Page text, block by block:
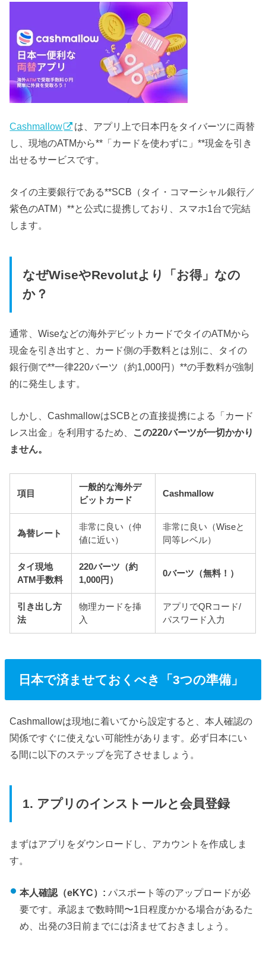
Cashmallow
は、アプリ上で日本円をタイバーツに両替
し、現地のATMから**「カードを使わずに」**現金を引き
出せるサービスです。
タイの主要銀行である**SCB（タイ・コマーシャル銀行／
紫色のATM）**と公式に提携しており、スマホ1台で完結
します。
なぜWiseやRevolutより「お得」なの
か？
通常、Wiseなどの海外デビットカードでタイのATMから
現金を引き出すと、カード側の手数料とは別に、タイの
銀行側で**一律220バーツ（約1,000円）**の手数料が強制
的に発生します。
しかし、CashmallowはSCBとの直接提携による「カード
レス出金」を利用するため、 この220バーツが一切かかり
ません。
項目
一般的な海外デ
ビットカード
Cashmallow
為替レート
非常に良い（仲
値に近い）
非常に良い（Wiseと
同等レベル）
タイ現地
ATM手数料
220バーツ（約
1,000円）
0バーツ（無料！）
引き出し方
法
物理カードを挿
入
アプリでQRコード/
パスワード入力
日本で済ませておくべき「3つの準備」
Cashmallowは現地に着いてから設定すると、本人確認の
関係ですぐに使えない可能性があります。必ず日本にい
る間に以下のステップを完了させましょう。
1. アプリのインストールと会員登録
まずはアプリをダウンロードし、アカウントを作成しま
す。
本人確認（eKYC）: パスポート等のアップロードが必
要です。承認まで数時間〜1日程度かかる場合があるた
め、出発の3日前までには済ませておきましょう。